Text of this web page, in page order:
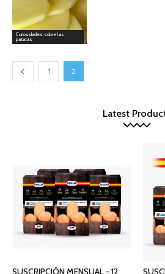
Curiosidades sobre las
patatas
1 2
Latest
SUSCRIPCIÓN MENSUAL - 12